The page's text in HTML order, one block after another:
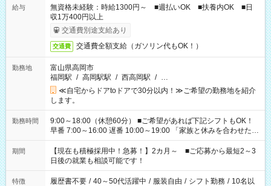
給与
無資格未経験：時給1300円～ ■週払いOK ■扶養内OK ■日
収1万400円以上
交通費別途支給あり
交通費 交通費全額支給（ガソリン代もOK！）
勤務地
富山県高岡市
福岡駅 / 高岡駅駅 / 西高岡駅 / …
≪自宅からドアtoドアで30分以内！≫ご希望の勤務地を紹介
します。
勤務時間
9:00～18:00（休憩60分） ■ご希望があれば下記シフトもOK！
早番 7:00～16:00 遅番 10:00～19:00 「家族と休みを合わせた
い」 「余裕を持って夕飯の準備がしたい」 「できれば残業はし
たくない」 など、ご希望を教えてくださいね。 ※Wワーク希望
の方へ 今ご覧のお仕事で希望する勤務時間と、もう1つのお仕事
の勤務時間。 合計で週40時間を超える場合は応募できません。
期間
【現在も積極採用中！急募！】2カ月～ ■ご応募から最短2～3
日後の就業も相談可能です！
特徴 履歴書不要 / 40～50代活躍中 / 服装自由 / シフト勤務 / 10名以